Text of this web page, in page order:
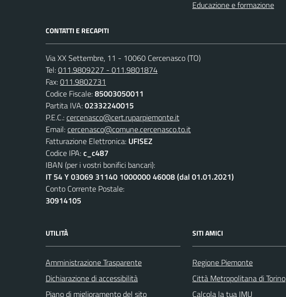
Educazione e formazione
CONTATTI E RECAPITI
Via XX Settembre, 11 - 10060 Cercenasco (TO)
Tel:011.9809227 - 011.9801874
Fax:011.9802731
Codice Fiscale:85003050011
Partita IVA:02332240015
P.E.C.:cercenasco@cert.ruparpiemonte.it
Email:cercenasco@comune.cercenasco.to.it
Fatturazione Elettronica: UFISEZ
Codice IPA:c_c487
IBAN (per i vostri bonifici bancari):
IT 54 Y 03069 31140 1000000 46008 (dal 01.01.2021)
Conto Corrente Postale:
30914105
UTILITÀ
Amministrazione Trasparente
Dichiarazione di accessibilità
Piano di miglioramento del sito
SITI AMICI
Regione Piemonte
Città Metropolitana di Torino
Calcola la tua IMU